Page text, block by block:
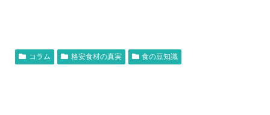
コラム 格安食材の真実 食の豆知識